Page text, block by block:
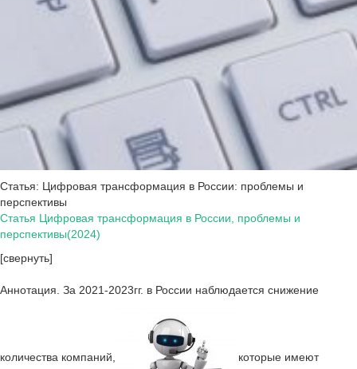
Статья: Цифровая трансформация в России: проблемы и
перспективы
Статья Цифровая трансформация в России, проблемы и
перспективы(2024)
[свернуть]
Аннотация. За 2021-2023гг. в России наблюдается снижение
количества компаний, которые имеют